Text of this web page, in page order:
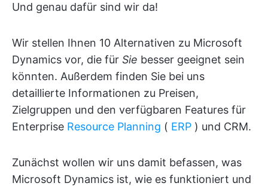
Und genau dafür sind wir da!
Wir stellen Ihnen 10 Alternativen zu Microsoft
Dynamics vor, die für Sie besser geeignet sein
könnten. Außerdem finden Sie bei uns
detaillierte Informationen zu Preisen,
Zielgruppen und den verfügbaren Features für
Enterprise Resource Planning ( ERP ) und CRM.
Zunächst wollen wir uns damit befassen, was
Microsoft Dynamics ist, wie es funktioniert und